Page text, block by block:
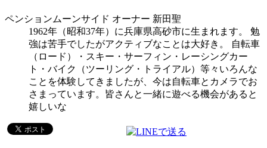
ペンションムーンサイド オーナー 新田聖
1962年（昭和37年）に兵庫県高砂市に生まれます。 勉
強は苦手でしたがアクティブなことは大好き。 自転車
（ロード）・スキー・サーフィン・レーシングカー
ト・バイク（ツーリング・トライアル）等々いろんな
ことを体験してきましたが、今は自転車とカメラでお
さまっています。皆さんと一緒に遊べる機会があると
嬉しいな